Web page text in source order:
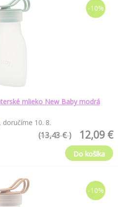
-10%
mlieko New Baby modrá
doručíme 10. 8.
12,09 €
(13,43 € )
Do košíka
-10%